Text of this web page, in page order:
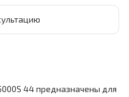
44 предназначены для